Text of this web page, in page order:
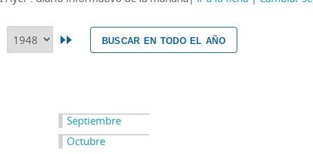
buscar en todo el año
Septiembre
Octubre